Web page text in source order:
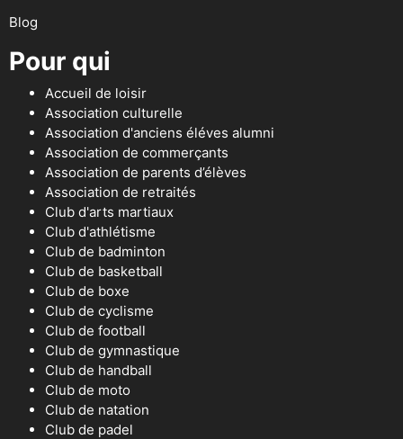
Blog
Pour qui
Accueil de loisir
Association culturelle
Association d'anciens éléves alumni
Association de commerçants
Association de parents d’élèves
Association de retraités
Club d'arts martiaux
Club d'athlétisme
Club de badminton
Club de basketball
Club de boxe
Club de cyclisme
Club de football
Club de gymnastique
Club de handball
Club de moto
Club de natation
Club de padel